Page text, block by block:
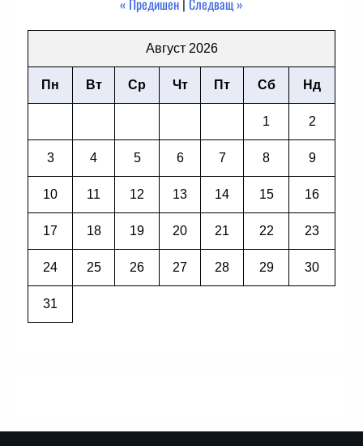
« Предишен | Следващ »
Август 2026
Пн Вт Ср Чт Пт Сб Нд
1 2
3 4 5 6 7 8 9
10 11 12 13 14 15 16
17 18 19 20 21 22 23
24 25 26 27 28 29 30
31